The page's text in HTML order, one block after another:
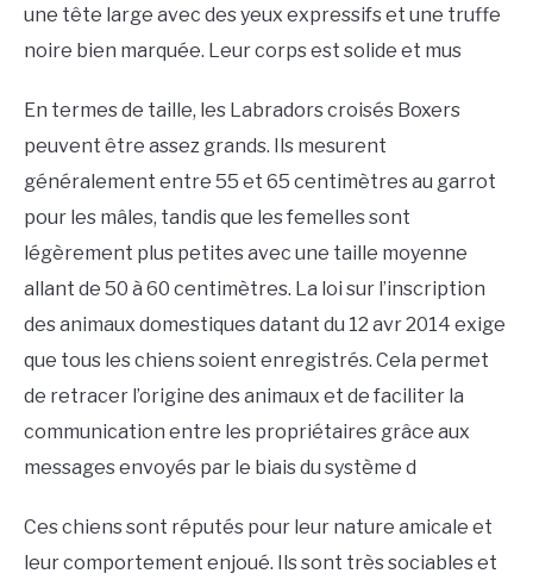
une tête large avec des yeux expressifs et une truffe
noire bien marquée. Leur corps est solide et mus
En termes de taille, les Labradors croisés Boxers
peuvent être assez grands. Ils mesurent
généralement entre 55 et 65 centimètres au garrot
pour les mâles, tandis que les femelles sont
légèrement plus petites avec une taille moyenne
allant de 50 à 60 centimètres. La loi sur l’inscription
des animaux domestiques datant du 12 avr 2014 exige
que tous les chiens soient enregistrés. Cela permet
de retracer l’origine des animaux et de faciliter la
communication entre les propriétaires grâce aux
messages envoyés par le biais du système d
Ces chiens sont réputés pour leur nature amicale et
leur comportement enjoué. Ils sont très sociables et